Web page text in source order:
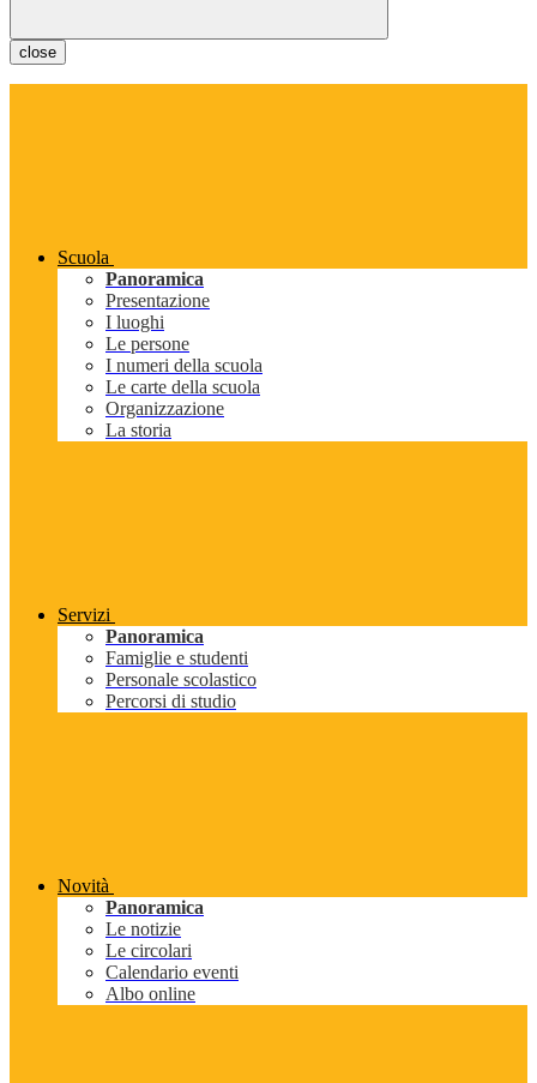
close
Scuola
Panoramica
Presentazione
I luoghi
Le persone
I numeri della scuola
Le carte della scuola
Organizzazione
La storia
Servizi
Panoramica
Famiglie e studenti
Personale scolastico
Percorsi di studio
Novità
Panoramica
Le notizie
Le circolari
Calendario eventi
Albo online